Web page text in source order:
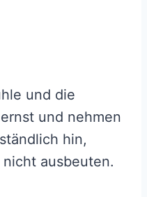
und die
und nehmen
hin,
ausbeuten.